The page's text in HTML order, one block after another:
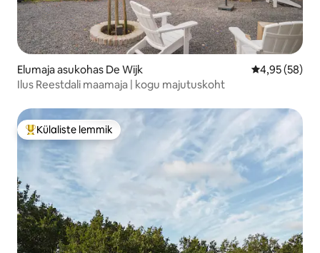
Elumaja asukohas De Wijk Keskmine
4,95 (58)
Ilus Reestdali maamaja | kogu majutuskoht
Külaliste suur lemmik
Külaliste lemmik